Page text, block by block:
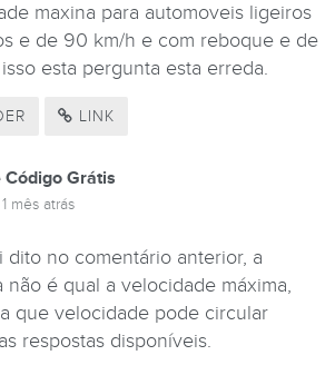
maxina para automoveis ligeiros
e de 90 km/h e com reboque e de
esta pergunta esta erreda.
LINK
Código Grátis
mês atrás
dito no comentário anterior, a
não é qual a velocidade máxima,
que velocidade pode circular
respostas disponíveis.